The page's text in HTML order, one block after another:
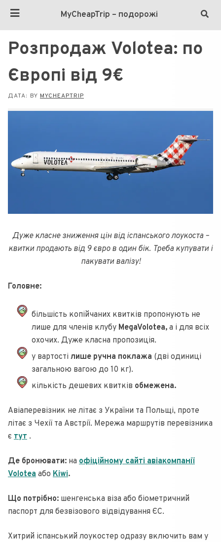
MyCheapTrip – подорожі
Розпродаж Volotea: по
Європі від 9€
ДАТА: BY MYCHEAPTRIP
Дуже класне зниження цін від іспанського лоукоста –
квитки продають від 9 євро в один бік. Треба купувати і
пакувати валізу!
Головне:
більшість копійчаних квитків пропонують не
лише для членів клубу MegaVolotea, а і для всіх
охочих. Дуже класна пропозиція.
у вартості лише ручна поклажа (дві одиниці
загальною вагою до 10 кг).
кількість дешевих квитків обмежена.
Авіаперевізник не літає з України та Польщі, проте
літає з Чехії та Австрії. Мережа маршрутів перевізника
є тут .
Де бронювати: на офіційному сайті авіакомпанії
Volotea або Kiwi.
Що потрібно: шенгенська віза або біометричний
паспорт для безвізового відвідування ЄС.
Хитрий іспанський лоукостер одразу включить вам у